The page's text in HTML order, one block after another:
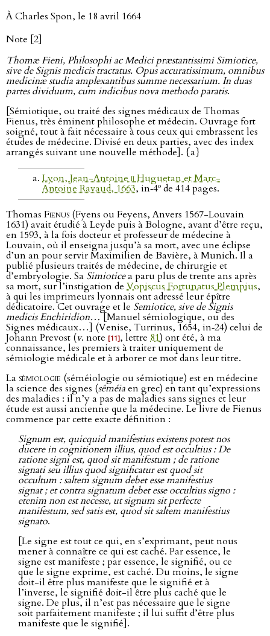
À Charles Spon, le 18 avril 1664
Note [2]
Thomæ Fieni, Philosophi ac Medici præstantissimi Simiotice,
sive de Signis medicis tractatus. Opus accuratissimum, omnibus
medicinæ studia amplexantibus summe necessarium. In duas
partes dividuum, cum indicibus nova methodo paratis.
[Sémiotique, ou traité des signes médicaux de Thomas
Fienus, très éminent philosophe et médecin. Ouvrage fort
soigné, tout à fait nécessaire à tous ceux qui embrassent les
études de médecine. Divisé en deux parties, avec des index
arrangés suivant une nouvelle méthode]. {a}
Lyon, Jean-AntoineiiHuguetan et Marc-
Antoine Ravaud, 1663, in‑4o de 414 pages.
Thomas Fienus(Fyens ou Feyens, Anvers 1567-Louvain
1631) avait étudié à Leyde puis à Bologne, avant d’être reçu,
en 1593, à la fois docteur et professeur de médecine à
Louvain, où il enseigna jusqu’à sa mort, avec une éclipse
d’un an pour servir Maximilien de Bavière, à Munich. Il a
publié plusieurs traités de médecine, de chirurgie et
d’embryologie. Sa Simioticea paru plus de trente ans après
sa mort, sur l’instigation de Vopiscus Fortunatus Plempius,
à qui les imprimeurs lyonnais ont adressé leur épître
dédicatoire. Cet ouvrage et le Semiotice, sive de Signis
medicis Enchiridion…[Manuel sémiologique, ou des
Signes médicaux…] (Venise, Turrinus, 1654, in‑24) celui de
Johann Prevost (v. note [11], lettre 81) ont été, à ma
connaissance, les premiers à traiter uniquement de
sémiologie médicale et à arborer ce mot dans leur titre.
La sémiologie (séméiologie ou sémiotique) est en médecine
la science des signes (sêméiaen grec) en tant qu’expressions
des maladies : il n’y a pas de maladies sans signes et leur
étude est aussi ancienne que la médecine. Le livre de Fienus
commence par cette exacte définition :
Signum est, quicquid manifestius existens potest nos
ducere in cognitionem illius, quod est occultius : De
ratione signi est, quod sit manifestum ; de ratione
signati seu illius quod significatur est quod sit
occultum : saltem signum debet esse manifestius
signat ; et contra signatum debet esse occultius signo :
etenim non est necesse, ut signum sit perfecte
manifestum, sed satis est, quod sit saltem manifestius
signato.
[Le signe est tout ce qui, en s’exprimant, peut nous
mener à connaître ce qui est caché. Par essence, le
signe est manifeste ; par essence, le signifié, ou ce
que le signe exprime, est caché. Du moins, le signe
doit-il être plus manifeste que le signifié et à
l’inverse, le signifié doit-il être plus caché que le
signe. De plus, il n’est pas nécessaire que le signe
soit parfaitement manifeste ; il lui suffit d’être plus
manifeste que le signifié].